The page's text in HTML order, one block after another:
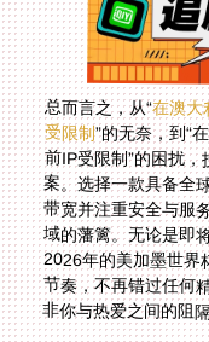
总而言之，从“在澳大
受限制”的无奈，到“
前IP受限制”的
案。选择一款具
带宽并注重安全
域的藩篱。无论
2026年的美加
节奏，不再错过
非你与热爱之间的阻